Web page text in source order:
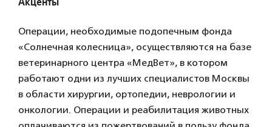
Операции, необходимые подопечным фонда
«Солнечная колесница», осуществляются на базе
ветеринарного центра «МедВет», в котором
работают одни из лучших специалистов Москвы
в области хирургии, ортопедии, неврологии и
онкологии. Операции и реабилитация животных